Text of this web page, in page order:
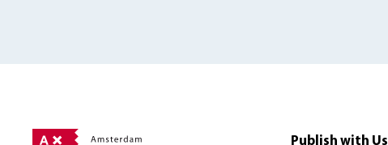
Publish with Us